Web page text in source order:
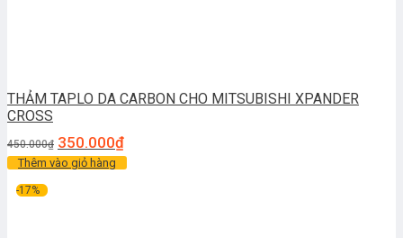
THẢM TAPLO DA CARBON CHO MITSUBISHI XPANDER
CROSS
450.000₫ 350.000₫
Thêm vào giỏ hàng
-17%